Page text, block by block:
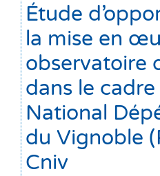
Étude
la mise en
observatoire
dans le
National
du Vignoble
Cniv